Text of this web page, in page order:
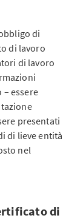
di
di lavoro
di lavoro
– essere
presentati
di lieve entità
nel
di